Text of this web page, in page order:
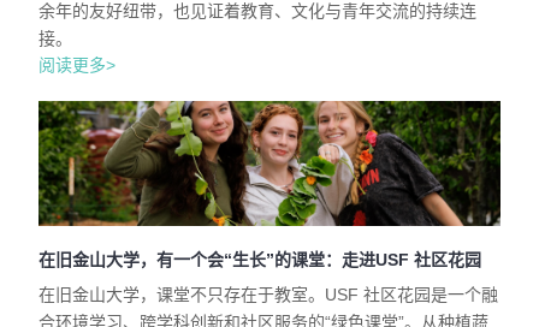
余年的友好纽带，也见证着教育、文化与青年交流的持续连
接。
阅读更多>
在旧金山大学，有一个会“生长”的课堂：走进USF 社区花园
在旧金山大学，课堂不只存在于教室。USF 社区花园是一个融
合环境学习、跨学科创新和社区服务的“绿色课堂”。从种植蔬